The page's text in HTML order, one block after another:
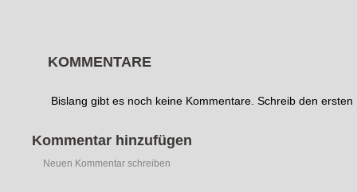
KOMMENTARE
Bislang gibt es noch keine Kommentare. Schreib den ersten
Kommentar hinzufügen
Neuen Kommentar schreiben